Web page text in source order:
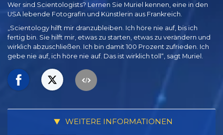
Wer sind Scientologists? Lernen Sie Muriel kennen, eine in den
USA lebende Fotografin und Künstlerin aus Frankreich.
„Scientology hilft mir dranzubleiben. Ich höre nie auf, bis ich
fertig bin. Sie hilft mir, etwas zu starten, etwas zu verändern und
wirklich abzuschließen. Ich bin damit 100 Prozent zufrieden. Ich
gebe nie auf, ich höre nie auf. Das ist wirklich toll“, sagt Muriel.
WEITERE INFORMATIONEN